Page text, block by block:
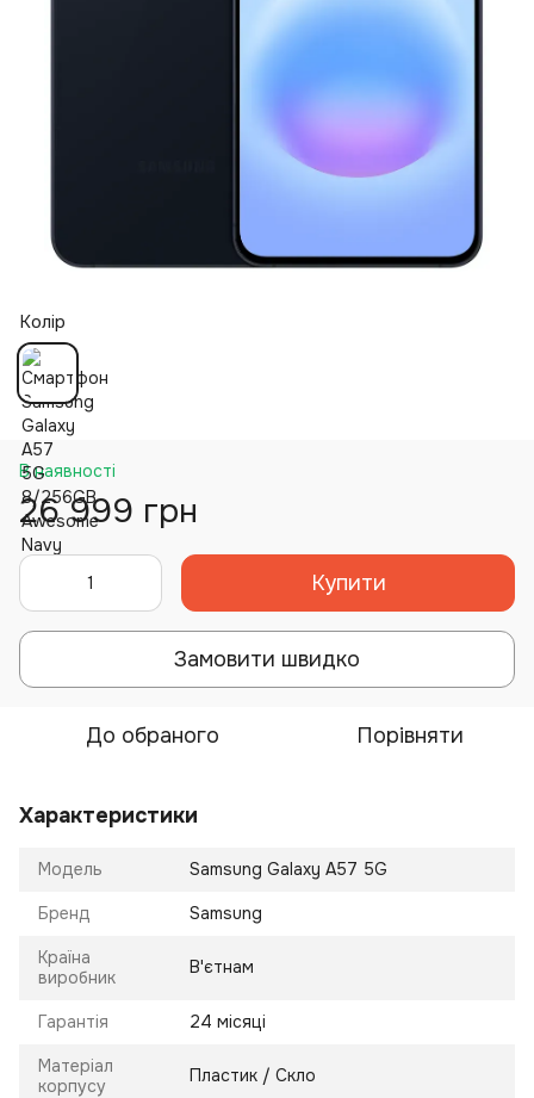
Колір
В наявності
26 999 грн
Купити
Замовити швидко
До обраного Порівняти
Характеристики
Модель Samsung Galaxy A57 5G
Бренд Samsung
Країна
виробник
В'єтнам
Гарантія 24 місяці
Матеріал
корпусу
Пластик / Скло